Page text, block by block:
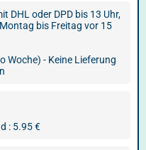
DHL oder DPD bis 13 Uhr,
bis Freitag vor 15
Woche) - Keine Lieferung
: 5.95 €